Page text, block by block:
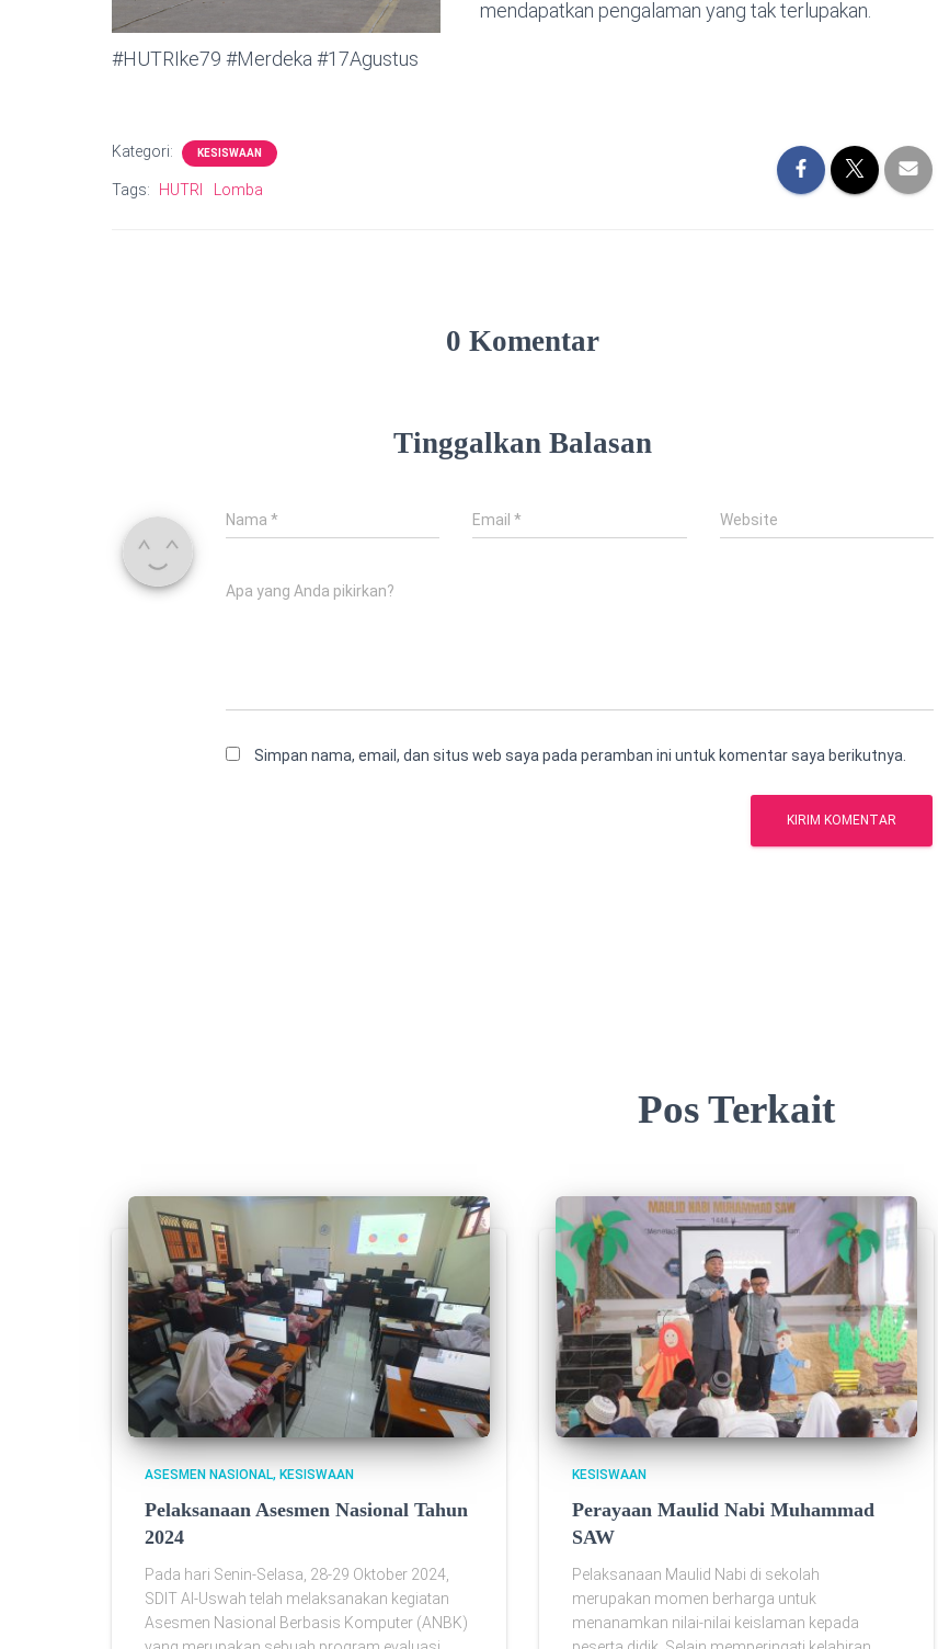
mendapatkan pengalaman yang tak terlupakan.
#HUTRIke79 #Merdeka #17Agustus
Kategori: KESISWAAN
Tags: HUTRI Lomba
0 Komentar
Tinggalkan Balasan
Nama * Email* Website
Apa yang Anda pikirkan?
Simpan nama, email, dan situs web saya pada peramban ini untuk komentar saya berikutnya.
Pos Terkait
ASESMEN NASIONAL KESISWAAN
Pelaksanaan Asesmen Nasional Tahun
2024
Pada hari Senin-Selasa, 28-29 Oktober 2024,
SDIT Al-Uswah telah melaksanakan kegiatan
Asesmen Nasional Berbasis Komputer (ANBK)
KESISWAAN
Perayaan Maulid Nabi Muhammad
SAW
Pelaksanaan Maulid Nabi di sekolah
merupakan momen berharga untuk
menanamkan nilai-nilai keislaman kepada